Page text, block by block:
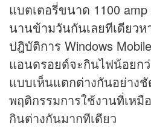
แบตเตอรี่ขนาด 1100
นานข้ามวันกันเลยทีเดียวห
ปฎิบัติการ Windows
แอนดรอยด์จะกินไฟน้อยก
แบบเห็นแตกต่างกันอย่าง
พฤติกรรมการใช้งานที่เห
กินต่างกันมากทีเดียว